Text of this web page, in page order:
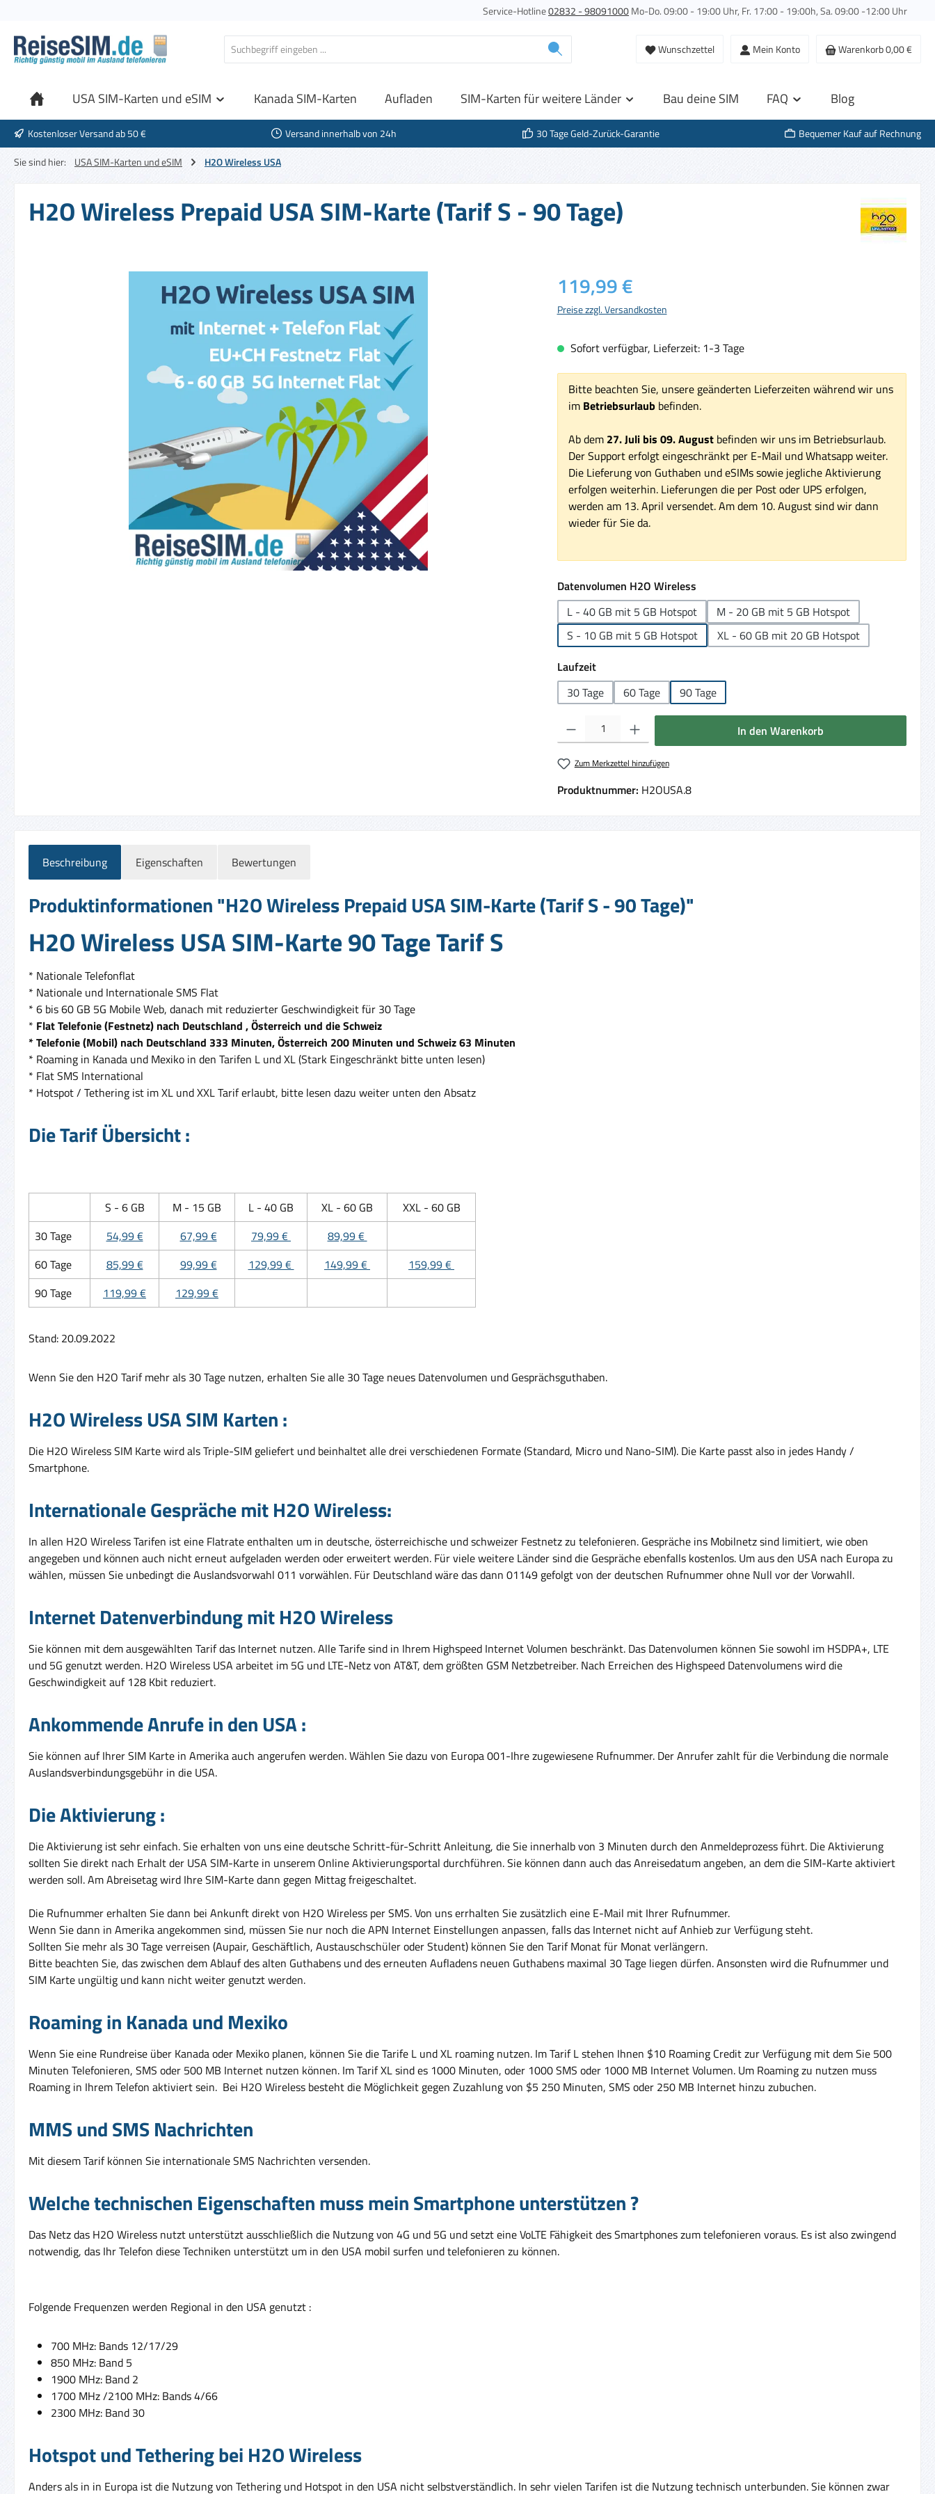
Service-Hotline02832 - 98091000Mo-Do. 09:00 - 19:00 Uhr, Fr. 17:00 - 19:00h, Sa. 09:00 -12:00 Uhr
Wunschzettel Mein Konto Warenkorb0,00 €
USA SIM-Karten und eSIM Kanada SIM-Karten Aufladen SIM-Karten für weitere Länder Bau deine SIM FAQ Blog
Kostenloser Versand ab 50 € Versand innerhalb von 24h 30 Tage Geld-Zurück-Garantie
Bequemer Kauf auf Rechnung
Sie sind hier:
USA SIM-Karten und eSIM H2O Wireless USA
H2O Wireless Prepaid USA SIM-Karte (Tarif S - 90 Tage)
Regulärer Preis:
119,99 €
Preise zzgl. Versandkosten
Sofort verfügbar, Lieferzeit: 1-3 Tage
Bitte beachten Sie, unsere geänderten Lieferzeiten während wir uns
im Betriebsurlaub befinden.
Ab dem 27. Juli bis 09. Augustbefinden wir uns im Betriebsurlaub.
Der Support erfolgt eingeschränkt per E-Mail und Whatsapp weiter.
Die Lieferung von Guthaben und eSIMs sowie jegliche Aktivierung
erfolgen weiterhin. Lieferungen die per Post oder UPS erfolgen,
werden am 13. April versendet. Am dem 10. August sind wir dann
wieder für Sie da.
Datenvolumen H2O Wirelessauswählen
L - 40 GB mit 5 GB Hotspot
M - 20 GB mit 5 GB Hotspot
S - 10 GB mit 5 GB Hotspot
XL - 60 GB mit 20 GB Hotspot
Laufzeitauswählen
30 Tage
60 Tage 90 Tage
Produkt Anzahl: Gib den gewünschten Wert ein oder benutze die Schaltflächen um die
In den Warenkorb
Zum Merkzettel hinzufügen
Produktnummer: H2OUSA.8
Beschreibung Eigenschaften Bewertungen
Produktinformationen "H2O Wireless Prepaid USA SIM-Karte (Tarif S - 90 Tage)"
H2O Wireless USA SIM-Karte 90 Tage Tarif S
* Nationale Telefonflat
* Nationale und Internationale SMS Flat
* 6 bis 60 GB 5G Mobile Web, danach mit reduzierter Geschwindigkeit für 30 Tage
* Flat Telefonie (Festnetz) nach Deutschland , Österreich und die Schweiz
* Telefonie (Mobil) nach Deutschland 333 Minuten, Österreich 200 Minuten und Schweiz 63 Minuten
* Roaming in Kanada und Mexiko in den Tarifen L und XL (Stark Eingeschränkt bitte unten lesen)
* Flat SMS International
* Hotspot / Tethering ist im XL und XXL Tarif erlaubt, bitte lesen dazu weiter unten den Absatz
Die Tarif Übersicht :
S - 6 GB M - 15 GB L - 40 GB XL - 60 GB
XXL - 60 GB
30 Tage
54,99 € 67,99 € 79,99 €
89,99 €
60 Tage
85,99 € 99,99 € 129,99 € 149,99 €
159,99 €
90 Tage
119,99 € 129,99 €
Stand: 20.09.2022
Wenn Sie den H2O Tarif mehr als 30 Tage nutzen, erhalten Sie alle 30 Tage neues Datenvolumen und Gesprächsguthaben.
H2O Wireless USA SIM Karten :
Die H2O Wireless SIM Karte wird als Triple-SIM geliefert und beinhaltet alle drei verschiedenen Formate (Standard, Micro und Nano-SIM). Die Karte passt also in jedes Handy /
Smartphone.
Internationale Gespräche mit H2O Wireless:
In allen H2O Wireless Tarifen ist eine Flatrate enthalten um in deutsche, österreichische und schweizer Festnetz zu telefonieren. Gespräche ins Mobilnetz sind limitiert, wie oben
angegeben und können auch nicht erneut aufgeladen werden oder erweitert werden. Für viele weitere Länder sind die Gespräche ebenfalls kostenlos. Um aus den USA nach Europa zu
wählen, müssen Sie unbedingt die Auslandsvorwahl 011 vorwählen. Für Deutschland wäre das dann 01149 gefolgt von der deutschen Rufnummer ohne Null vor der Vorwahll.
Internet Datenverbindung mit H2O Wireless
Sie können mit dem ausgewählten Tarif das Internet nutzen. Alle Tarife sind in Ihrem Highspeed Internet Volumen beschränkt. Das Datenvolumen können Sie sowohl im HSDPA+, LTE
und 5G genutzt werden. H2O Wireless USA arbeitet im 5G und LTE-Netz von AT&T, dem größten GSM Netzbetreiber. Nach Erreichen des Highspeed Datenvolumens wird die
Geschwindigkeit auf 128 Kbit reduziert.
Ankommende Anrufe in den USA :
Sie können auf Ihrer SIM Karte in Amerika auch angerufen werden. Wählen Sie dazu von Europa 001-Ihre zugewiesene Rufnummer. Der Anrufer zahlt für die Verbindung die normale
Auslandsverbindungsgebühr in die USA.
Die Aktivierung :
Die Aktivierung ist sehr einfach. Sie erhalten von uns eine deutsche Schritt-für-Schritt Anleitung, die Sie innerhalb von 3 Minuten durch den Anmeldeprozess führt. Die Aktivierung
sollten Sie direkt nach Erhalt der USA SIM-Karte in unserem Online Aktivierungsportal durchführen. Sie können dann auch das Anreisedatum angeben, an dem die SIM-Karte aktiviert
werden soll. Am Abreisetag wird Ihre SIM-Karte dann gegen Mittag freigeschaltet.
Die Rufnummer erhalten Sie dann bei Ankunft direkt von H2O Wireless per SMS. Von uns errhalten Sie zusätzlich eine E-Mail mit Ihrer Rufnummer.
Wenn Sie dann in Amerika angekommen sind, müssen Sie nur noch die APN Internet Einstellungen anpassen, falls das Internet nicht auf Anhieb zur Verfügung steht.
Sollten Sie mehr als 30 Tage verreisen (Aupair, Geschäftlich, Austauschschüler oder Student) können Sie den Tarif Monat für Monat verlängern.
Bitte beachten Sie, das zwischen dem Ablauf des alten Guthabens und des erneuten Aufladens neuen Guthabens maximal 30 Tage liegen dürfen. Ansonsten wird die Rufnummer und
SIM Karte ungültig und kann nicht weiter genutzt werden.
Roaming in Kanada und Mexiko
Wenn Sie eine Rundreise über Kanada oder Mexiko planen, können Sie die Tarife L und XL roaming nutzen. Im Tarif L stehen Ihnen $10 Roaming Credit zur Verfügung mit dem Sie 500
Minuten Telefonieren, SMS oder 500 MB Internet nutzen können. Im Tarif XL sind es 1000 Minuten, oder 1000 SMS oder 1000 MB Internet Volumen. Um Roaming zu nutzen muss
Roaming in Ihrem Telefon aktiviert sein. Bei H2O Wireless besteht die Möglichkeit gegen Zuzahlung von $5 250 Minuten, SMS oder 250 MB Internet hinzu zubuchen.
MMS und SMS Nachrichten
Mit diesem Tarif können Sie internationale SMS Nachrichten versenden.
Welche technischen Eigenschaften muss mein Smartphone unterstützen ?
Das Netz das H2O Wireless nutzt unterstützt ausschließlich die Nutzung von 4G und 5G und setzt eine VoLTE Fähigkeit des Smartphones zum telefonieren voraus. Es ist also zwingend
notwendig, das Ihr Telefon diese Techniken unterstützt um in den USA mobil surfen und telefonieren zu können.
Folgende Frequenzen werden Regional in den USA genutzt :
700 MHz: Bands 12/17/29
850 MHz: Band 5
1900 MHz: Band 2
1700 MHz /2100 MHz: Bands 4/66
2300 MHz: Band 30
Hotspot und Tethering bei H2O Wireless
Anders als in in Europa ist die Nutzung von Tethering und Hotspot in den USA nicht selbstverständlich. In sehr vielen Tarifen ist die Nutzung technisch unterbunden. Sie können zwar